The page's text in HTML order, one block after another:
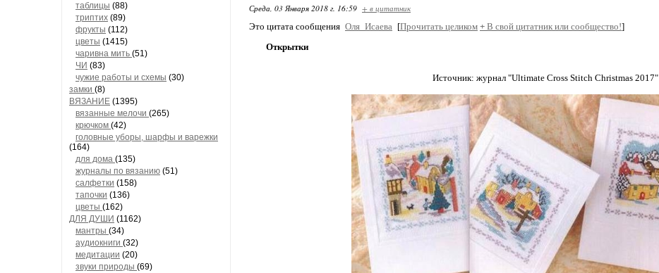
таблицы (88)
триптих (89)
фрукты (112)
цветы (1415)
чаривна мить (51)
ЧИ (83)
чужие работы и схемы (30)
замки (8)
ВЯЗАНИЕ (1395)
вязанные мелочи (265)
крючком (42)
головные уборы, шарфы и варежки
(164)
для дома (135)
журналы по вязанию (51)
салфетки (158)
тапочки (136)
цветы (162)
ДЛЯ ДУШИ (1162)
мантры (34)
аудиокниги (32)
медитации (20)
звуки природы (69)
Среда, 03 Января 2018 г. 16:59 + в цитатник
Это цитата сообщения Оля_Исаева [Прочитать целиком + В свой цитатник или сообщество!]
Открытки
Источник: журнал "Ultimate Cross Stitch Christmas 2017"